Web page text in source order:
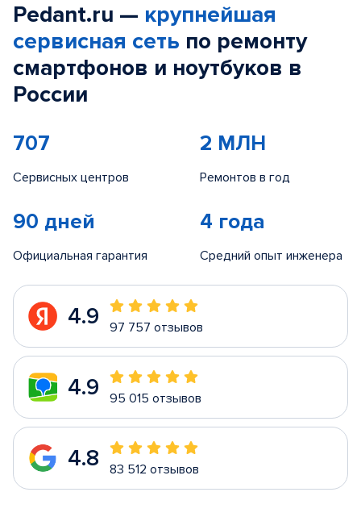
Pedant.ru — крупнейшая
сервисная сеть по ремонту
смартфонов и ноутбуков в
России
707
Сервисных центров
2 МЛН
Ремонтов в год
90 дней
Официальная гарантия
4 года
Средний опыт инженера
4.9 97 757 отзывов
4.9 95 015 отзывов
4.8 83 512 отзывов